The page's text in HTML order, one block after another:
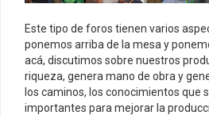
Este tipo de foros tienen varios
ponemos arriba de la mesa y
acá, discutimos sobre nuestros
riqueza, genera mano de obra y
los caminos, los conocimientos que
importantes para mejorar la